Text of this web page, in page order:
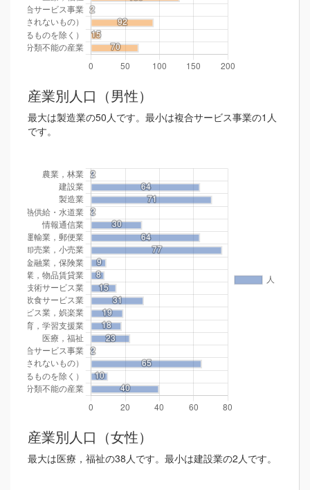
産業別人口（男性）
最大は製造業の50人です。最小は複合サービス事業の1人
です。
産業別人口（女性）
最大は医療，福祉の38人です。最小は建設業の2人です。